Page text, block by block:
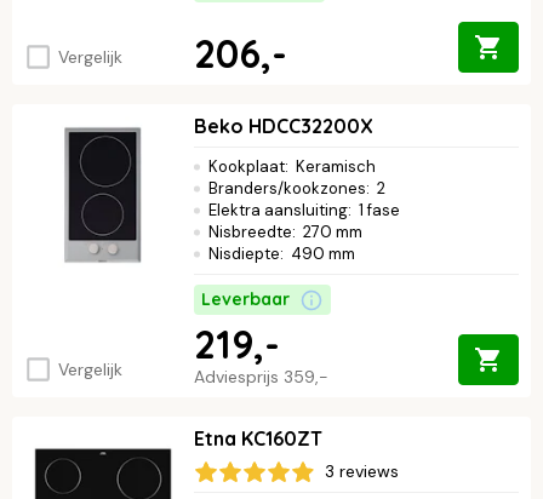
Vergelijk 206,-
Vergelijk
Beko HDCC32200X
Kookplaat: Keramisch
Branders/kookzones: 2
Elektra aansluiting: 1 fase
Nisbreedte: 270 mm
Nisdiepte: 490 mm
Leverbaar
Adviesprijs 359,-
219,-
Etna KC160ZT
3 reviews